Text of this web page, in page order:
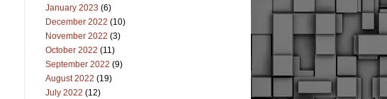
January 2023 (6)
December 2022 (10)
November 2022 (3)
October 2022 (11)
September 2022 (9)
August 2022 (19)
July 2022 (12)